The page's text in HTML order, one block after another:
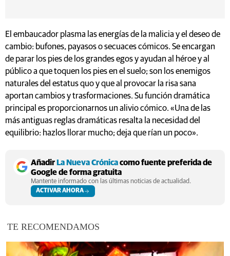
El embaucador plasma las energías de la malicia y el deseo de
cambio: bufones, payasos o secuaces cómicos. Se encargan
de parar los pies de los grandes egos y ayudan al héroe y al
público a que toquen los pies en el suelo; son los enemigos
naturales del estatus quo y que al provocar la risa sana
aportan cambios y trasformaciones. Su función dramática
principal es proporcionarnos un alivio cómico. «Una de las
más antiguas reglas dramáticas resalta la necesidad del
equilibrio: hazlos llorar mucho; deja que rían un poco».
Añadir La Nueva Crónicacomo fuente preferida de
Google de forma gratuita
Mantente informado con las últimas noticias de actualidad.
ACTIVAR AHORA
TE RECOMENDAMOS